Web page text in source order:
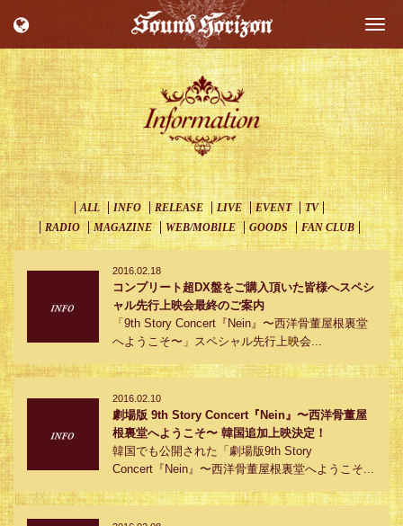
ALL INFO RELEASE LIVE EVENT
TV
RADIO
MAGAZINE WEB/MOBILE GOODS FAN CLUB
2016.02.18
コンプリート超DX盤をご購入頂いた皆様へスペシ
ャル先行上映会最終のご案内
「9th Story Concert『Nein』〜西洋骨董屋根裏堂
へようこそ〜」スペシャル先行上映会...
2016.02.10
劇場版 9th Story Concert『Nein』〜西洋骨董屋
根裏堂へようこそ〜 韓国追加上映決定！
韓国でも公開された「劇場版9th Story
Concert『Nein』〜西洋骨董屋根裏堂へようこそ...